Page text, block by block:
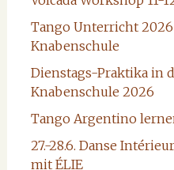
Tango Unterricht
Knabenschule
Dienstags-Praktika in
Knabenschule 2026
Tango Argentino
27.-28.6. Danse
mit ÉLIE